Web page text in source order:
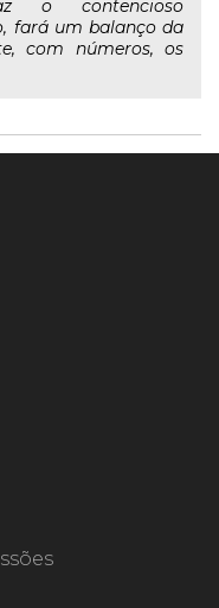
o contencioso
fará um balanço da
com números, os